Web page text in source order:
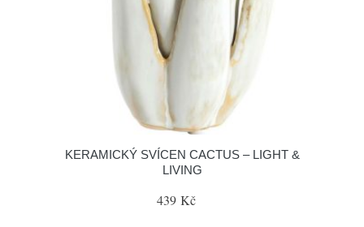
KERAMICKÝ SVÍCEN CACTUS – LIGHT &
LIVING
439 Kč